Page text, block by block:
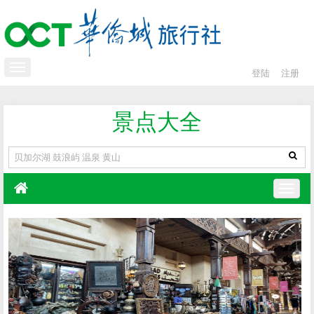
登陆 注册
景点大全